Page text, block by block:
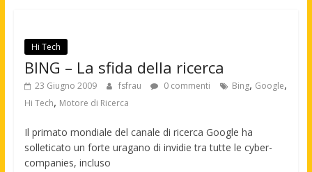
Hi Tech
BING – La sfida della ricerca
23 Giugno 2009 fsfrau 0 commenti Bing, Google,
Hi Tech, Motore di Ricerca
Il primato mondiale del canale di ricerca Google ha
solleticato un forte uragano di invidie tra tutte le cyber-
companies, incluso